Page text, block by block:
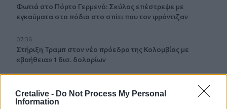
Cretalive - Do Not Process My Personal
Information
Φωτιά στο Πόρτο Γερμενό: Σκύλος επέστρεψε με
εγκαύματα στα πόδια στο σπίτι που τον φρόντιζαν
07:36
Στήριξη Τραμπ στον νέο πρόεδρο της Κολομβίας με
«βοήθεια» 1 δισ. δολαρίων
Τα πρωτοσέλιδα των εφημερίδων